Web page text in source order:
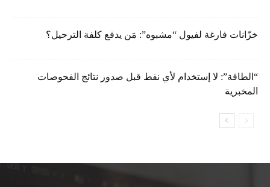
خزّانات فارغة لفيول “مشبوه”: مَن يدفع كلفة الترحيل؟
“الطاقة”: لا إستخدام لأي نفط قبل صدور نتائج الفحوصات
المخبرية